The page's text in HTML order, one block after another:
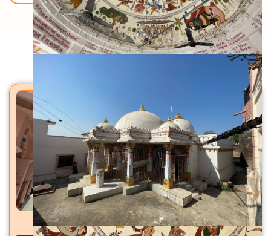
Back To Home
रोकडीनाथ हनुमान मंदिर नवा बाजार, वडोदरा, ता./जि. वडोदरा